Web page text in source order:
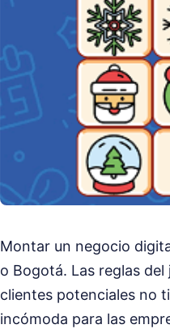
Montar un negocio
o Bogotá. Las reglas
clientes potenciales no
incómoda para las